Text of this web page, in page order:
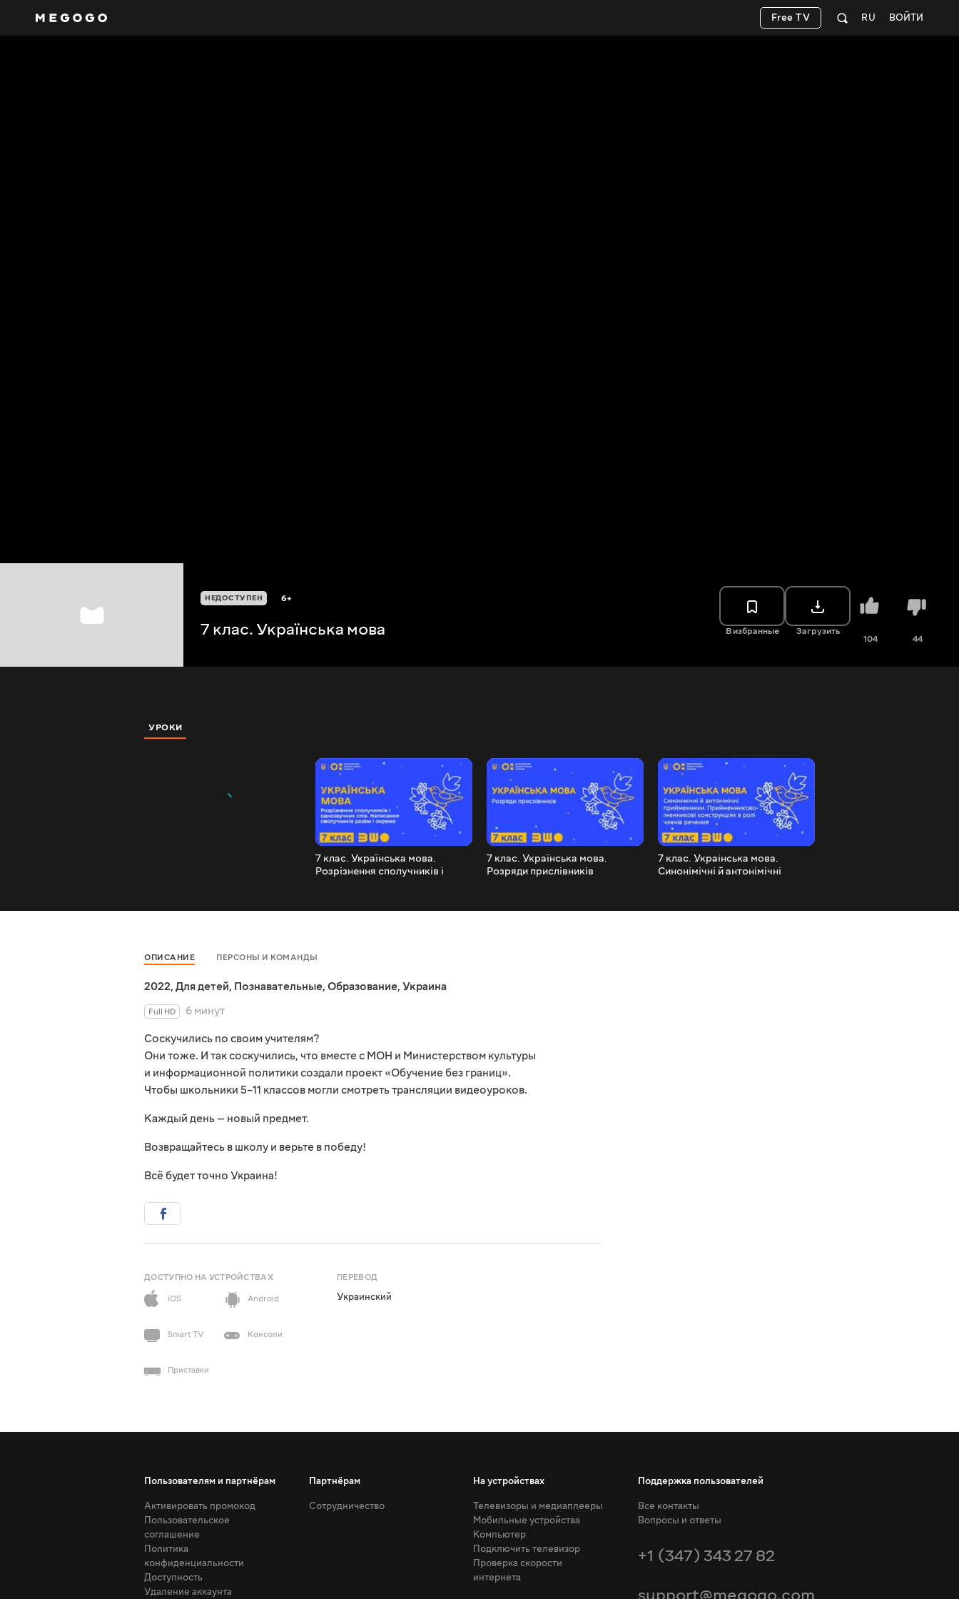
ВОЙТИ
RU
Free TV
НЕДОСТУПЕН 6+
7 клас. Українська мова В избранные Загрузить
104 44
УРОКИ
7 клас. Українська мова.
Розрізнення сполучників і
7 клас. Українська мова.
Розряди прислівників
7 клас. Украінська мова.
Синонімічні й антонімічні
ОПИСАНИЕ ПЕРСОНЫ И КОМАНДЫ
2022, Для детей, Познавательные, Образование, Украина
Full HD
6 минут
Соскучились по своим учителям?
Они тоже. И так соскучились, что вместе с МОН и Министерством культуры
и информационной политики создали проект «Обучение без границ».
Чтобы школьники 5–11 классов могли смотреть трансляции видеоуроков.
Каждый день — новый предмет.
Возвращайтесь в школу и верьте в победу!
Всё будет точно Украина!
ДОСТУПНО НА УСТРОЙСТВАХ
iOS
Android
Smart TV Консоли
Приставки
ПЕРЕВОД
Украинский
Пользователям и партнёрам
Активировать промокод
Пользовательское
соглашение
Политика
конфиденциальности
Доступность
Удаление аккаунта
Партнёрам
Сотрудничество
На устройствах
Телевизоры и медиаплееры
Мобильные устройства
Компьютер
Подключить телевизор
Проверка скорости
интернета
Поддержка пользователей
Все контакты
Вопросы и ответы
+1 (347) 343 27 82